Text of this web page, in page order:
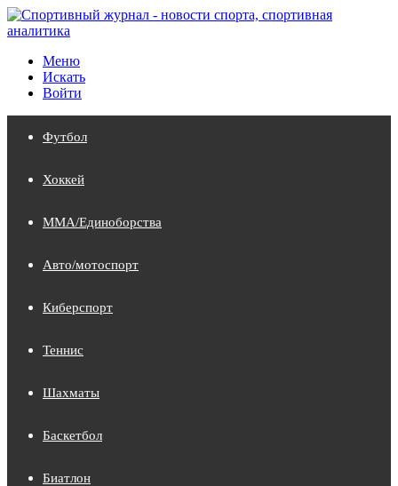
Меню
Искать
Войти
Футбол
Хоккей
MMA/Единоборства
Авто/мотоспорт
Киберспорт
Теннис
Шахматы
Баскетбол
Биатлон